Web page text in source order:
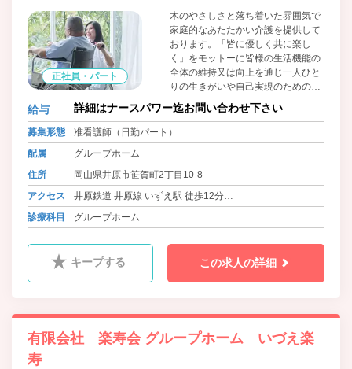
正社員・パート
木のやさしさと落ち着いた雰囲気で
家庭的なあたたかい介護を提供して
おります。「皆に優しく共に楽し
く」をモットーに皆様の生活機能の
全体の維持又は向上を通じ一人ひと
りの生きがいや自己実現のための取
り組みを総合的に支援し、生活の質
の向上に努めております。食材は地
場のものにこだわり、魚は魚市場、
お米は井原産のものを使用していま
ただきたいと、和食を中心に洋食、
中華とバラエティに富んだメニュー
を用意し、管理栄養士がご入居者様
が高くバランスの取れた食事を毎日
提供しています。
給与 詳細はナースパワー迄お問い合わせ下さい
募集形態
准看護師（日勤パート）
配属
グループホーム
住所
岡山県井原市笹賀町2丁目10-8
アクセス
井原鉄道 井原線 いずえ駅 徒歩12分
バス 井笠バスカンパニー 大曲バス停 徒歩4分
診療科目 グループホーム
キープする この求人の詳細
有限会社 楽寿会 グループホーム いづえ楽
寿